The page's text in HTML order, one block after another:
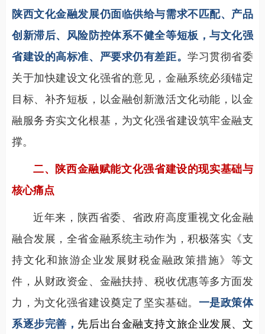
陕西文化金融发展仍面临供给与需求不匹配、产品
创新滞后、风险防控体系不健全等短板，与文化强
省建设的高标准、严要求仍有差距。学习贯彻省委
关于加快建设文化强省的意见，金融系统必须锚定
目标、补齐短板，以金融创新激活文化动能，以金
融服务夯实文化根基，为文化强省建设筑牢金融支
撑。
二、陕西金融赋能文化强省建设的现实基础与
核心痛点
近年来，陕西省委、省政府高度重视文化金融
融合发展，全省金融系统主动作为，积极落实《支
持文化和旅游企业发展财税金融政策措施》等文
件，从财政资金、金融扶持、税收优惠等多方面发
力，为文化强省建设奠定了坚实基础。 一是政策体
系逐步完善， 先后出台金融支持文旅企业发展、文